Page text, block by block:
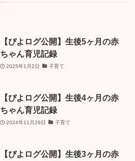
【ぴよログ公開】生後5ヶ月の赤
ちゃん育児記録
2025年1月2日 子育て
【ぴよログ公開】生後4ヶ月の赤
ちゃん育児記録
2024年11月29日 子育て
【ぴよログ公開】生後3ヶ月の赤